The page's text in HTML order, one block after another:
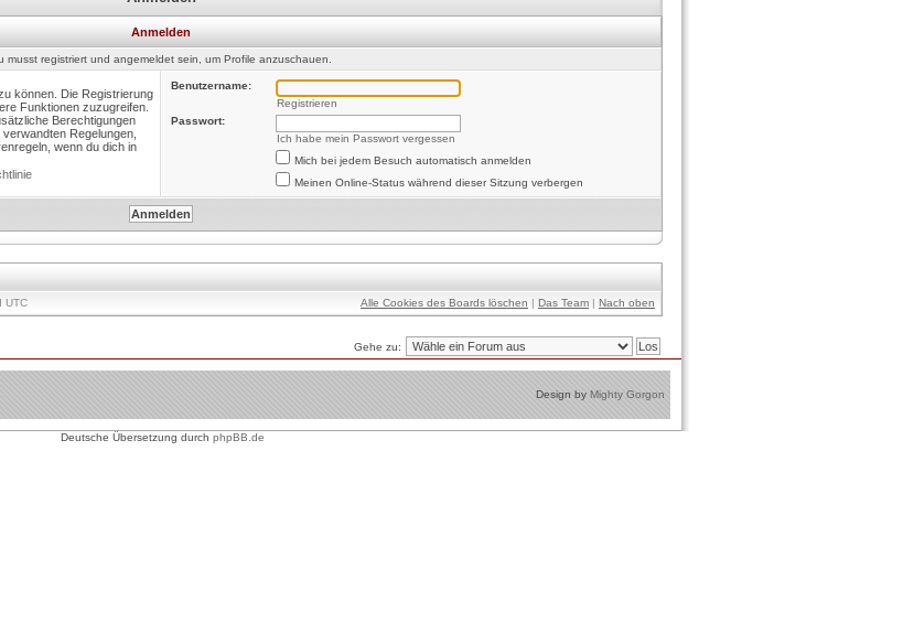
Anmelden
musst registriert und angemeldet sein, um Profile anzuschauen.
können. Die Registrierung
Funktionen zuzugreifen.
Berechtigungen
Regelungen,
wenn du dich in
Benutzername:
Registrieren
Passwort:
Ich habe mein Passwort vergessen
Mich bei jedem Besuch automatisch anmelden
Meinen Online-Status während dieser Sitzung verbergen
UTC Alle Cookies des Boards löschen | Das Team | Nach oben
Gehe zu:
Design by Mighty Gorgon
Deutsche Übersetzung durch phpBB.de